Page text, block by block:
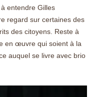
entendre Gilles
regard sur certaines des
des citoyens. Reste à
en œuvre qui soient à la
auquel se livre avec brio